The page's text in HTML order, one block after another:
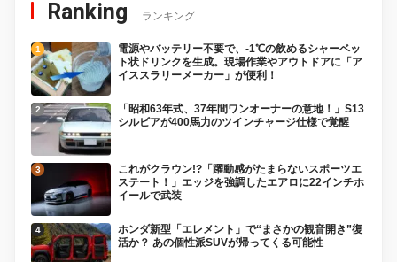
Ranking ランキング
電源やバッテリー不要で、-1℃の飲めるシャーベッ
ト状ドリンクを生成。現場作業やアウトドアに「ア
イススラリーメーカー」が便利！
「昭和63年式、37年間ワンオーナーの意地！」S13
シルビアが400馬力のツインチャージ仕様で覚醒
これがクラウン!?「躍動感がたまらないスポーツエ
ステート！」エッジを強調したエアロに22インチホ
イールで武装
ホンダ新型「エレメント」で“まさかの観音開き”復
活か？ あの個性派SUVが帰ってくる可能性